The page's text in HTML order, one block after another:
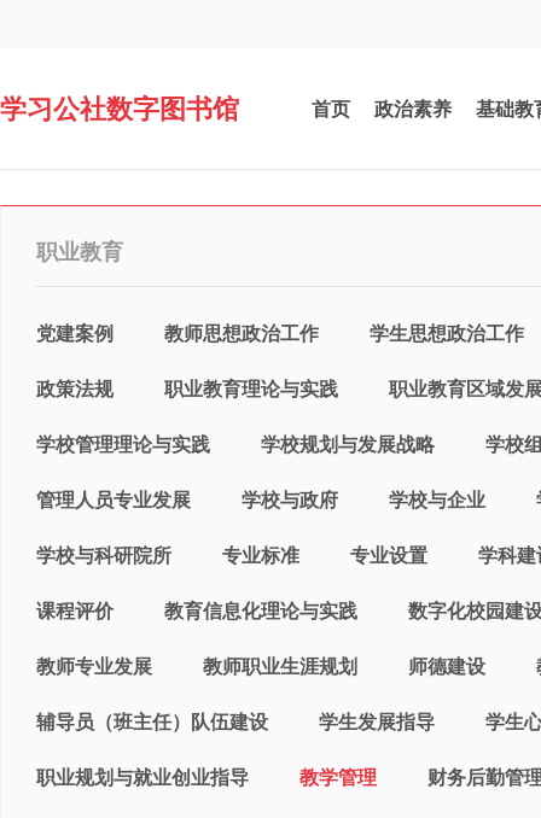
学习公社数字图书馆 首页 政治素养 基础教
职业教育
党建案例 教师思想政治工作 学生思想政治工作
政策法规 职业教育理论与实践 职业教育区域发
学校管理理论与实践 学校规划与发展战略 学校
管理人员专业发展 学校与政府 学校与企业
学校与科研院所 专业标准 专业设置 学科
课程评价 教育信息化理论与实践 数字化校园建
教师专业发展 教师职业生涯规划 师德建设
辅导员（班主任）队伍建设 学生发展指导 学生
职业规划与就业创业指导 教学管理 财务后勤管